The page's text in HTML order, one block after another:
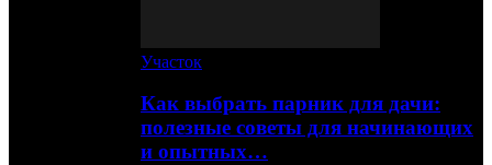
Участок
Как выбрать парник для дачи:
полезные советы для начинающих
и опытных…